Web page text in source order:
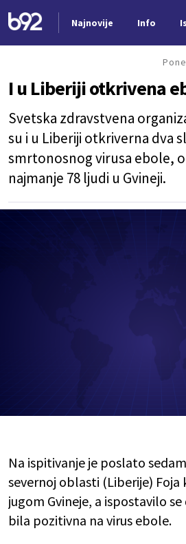
Najnovije Info
I u Liberiji otkrivena
Svetska zdravstvena
su i u Liberiji otkriverna dva
smrtonosnog virusa ebole,
najmanje 78 ljudi u Gvineji.
Na ispitivanje je poslato
severnoj oblasti (Liberije) Foja
jugom Gvineje, a ispostavilo se
bila pozitivna na virus ebole.